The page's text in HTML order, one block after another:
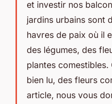
et investir nos
jardins urbains sont
havres de paix où il
des légumes, des
plantes comestibles.
bien lu, des fleurs
article, nous vous